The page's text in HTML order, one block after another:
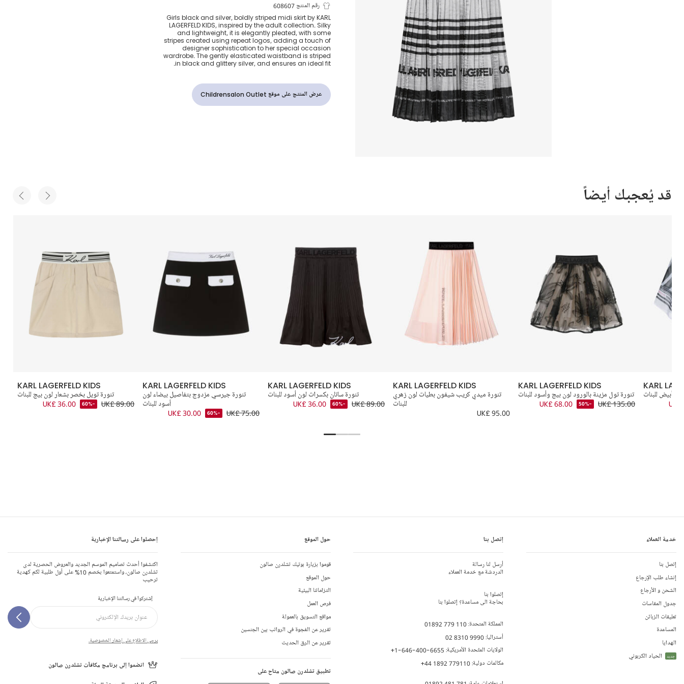
تنورة بكسرات لون فضي
وأسود للبنات
رقم المنتج 608607
Girls black and silver, boldly striped midi skirt by KARL
LAGERFELD KIDS, inspired by the adult collection. Silky
and lightweight, it is elegantly pleated, with some
stripes created using repeat logos, adding a touch of
designer sophistication to her special occasion
wardrobe. The gently elasticated waistband is striped
in black and glittery silver, and ensures an ideal fit.
عرض المنتج على موقع Childrensalon Outlet
قد يُعجبك أيضاً
KARL LAGERFELD KIDS
تنورة تويل بخصر بشعار لون بيج للبنات
UK£ 89.00
-60%
UK£ 36.00
KARL LAGERFELD KIDS
تنورة جيرسي مزدوج بتفاصيل بيضاء لون
أسود للبنات
UK£ 75.00
-60%
UK£ 30.00
KARL LAGERFELD KIDS
تنورة ساتان بكسرات لون أسود للبنات
UK£ 89.00
-60%
UK£ 36.00
KARL LAGERFELD KIDS
تنورة ميدي كريب شيفون بطيات لون زهري
للبنات
UK£ 95.00
KARL LAGERFELD KIDS
تنورة تول مزينة بالورود لون بيج وأسود للبنات
UK£ 135.00
-50%
UK£ 68.00
KARL
وأبيض للبنات
خدمة العملاء
إتصل بنا
إنشاء طلب الإرجاع
الشحن و الأرجاع
جدول المقاسات
تعليقات الزبائن
المساعدة
الهدايا
جديد الحياد الكربوني
إتصل بنا
أرسل لنا رسالة
الدردشة مع خدمة العملاء
إتصلوا بنا
بحاجة الى مساعدة؟ إتصلوا بنا
المملكة المتحدة:01892 779 110
أستراليا:02 8310 9990
الولايات المتّحدة الأمريكية: +1-646-400-6655
مكالمات دولية:+44 1892 779110
حول الموقع
قوموا بزيارة بوتيك تشلدرن صالون
حول الموقع
التزاماتنا البيئية
فرص العمل
مواقع التسويق بالعمولة
تقرير عن الفجوة في الرواتب بين الجنسين
تقرير عن الرق الحديث
تطبيق تشلدرن صالون متاح على
إحصلوا على رسالتنا الإخبارية
اكتشفوا أحدث تصاميم الموسم الجديد والعروض الحصرية لدى
تشلدرن صالون، واستمتعوا بخصم 10% على أول طلبية لكم كهدية
ترحيب
إشتركوا في رسالتنا الإخبارية
يرجى الاطلاع على إشعار الخصوصية.
انضموا إلى برنامج مكافآت تشلدرن صالون